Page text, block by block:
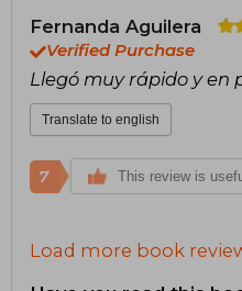
Fernanda Aguilera
Verified Purchase
Llegó muy rápido y en
Translate to english
7 This review is
Load more book